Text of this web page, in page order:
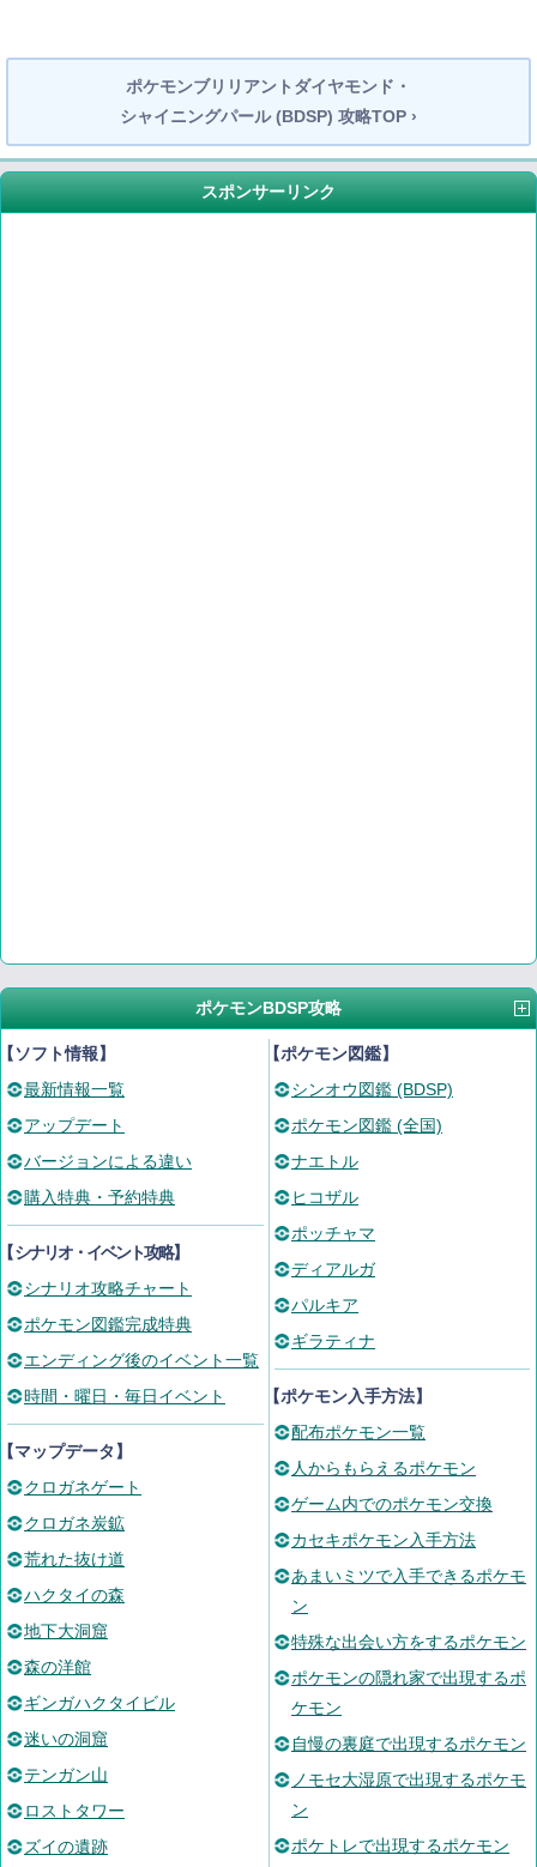
ポケモンブリリアントダイヤモンド・
シャイニングパール (BDSP) 攻略TOP ›
スポンサーリンク
ポケモンBDSP攻略
ソフト情報】
最新情報一覧
アップデート
バージョンによる違い
購入特典・予約特典
シナリオ・イベント攻略】
シナリオ攻略チャート
ポケモン図鑑完成特典
エンディング後のイベント一覧
時間・曜日・毎日イベント
マップデータ】
クロガネゲート
クロガネ炭鉱
荒れた抜け道
ハクタイの森
地下大洞窟
森の洋館
ギンガハクタイビル
迷いの洞窟
テンガン山
ロストタワー
ズイの遺跡
【ポケモン図鑑】
シンオウ図鑑 (BDSP)
ポケモン図鑑 (全国)
ナエトル
ヒコザル
ポッチャマ
ディアルガ
パルキア
ギラティナ
【ポケモン入手方法】
配布ポケモン一覧
人からもらえるポケモン
ゲーム内でのポケモン交換
カセキポケモン入手方法
あまいミツで入手できるポケモ
ン
特殊な出会い方をするポケモン
ポケモンの隠れ家で出現するポ
ケモン
自慢の裏庭で出現するポケモン
ノモセ大湿原で出現するポケモ
ン
ポケトレで出現するポケモン